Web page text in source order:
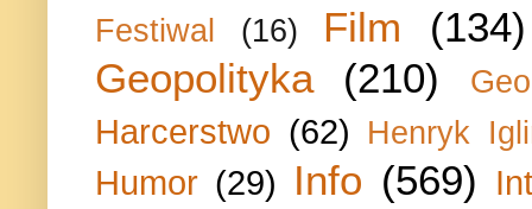
Festiwal (16) Film
(134)
Geopolityka
(210)
Harcerstwo (62) Henryk
Humor (29) Info (569)